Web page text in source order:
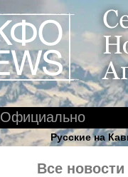
Официально
Русские на
Все